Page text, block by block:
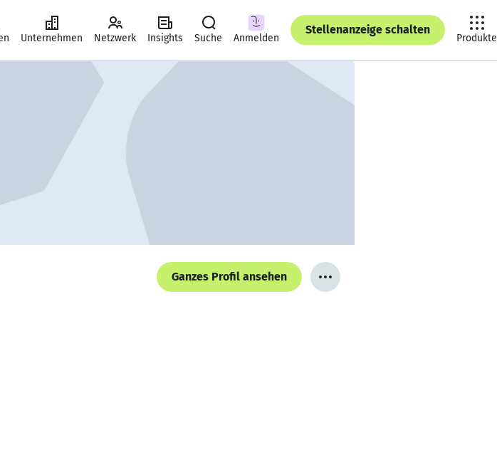
Unternehmen Netzwerk Insights Suche Anmelden
Stellenanzeige schalten
Produkte
Ganzes Profil ansehen